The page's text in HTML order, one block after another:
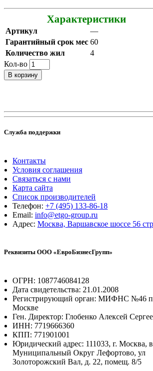
Характеристики
Артикул
—
Гарантийный срок мес 60
Количество жил
4
Кол-во
В корзину
Служба поддержки
Контакты
Условия соглашения
Связаться с нами
Карта сайта
Список производителей
Телефон: +7 (495) 133-86-18
Email: info@etgo-group.ru
Адрес: Москва, Варшавское шоссе 56
Реквизиты ООО «ЕвроБизнесГрупп»
ОГРН: 1087746084128
Дата свидетельства: 21.01.2008
Регистрирующий орган: МИФНС №46
Москве
Ген. Директор: Глобенко Алексей
ИНН: 7719666360
КПП: 771901001
Юридический адрес: 111033, г. Москва,
Муниципальный Округ Лефортово, ул
Золоторожский Вал, д. 22, помещ. 8/5